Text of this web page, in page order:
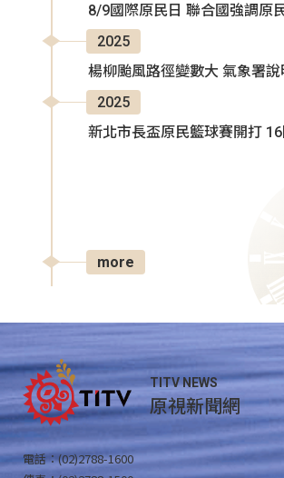
8/9國際原民日 聯合國強調原
2025
楊柳颱風路徑變數大 氣象署
2025
新北市長盃原民籃球賽開打
more
TITV NEWS
原視新聞網
電話：(02)2788-1600